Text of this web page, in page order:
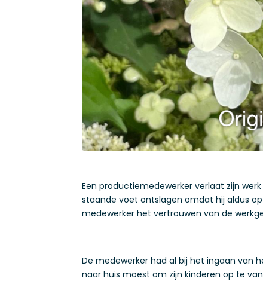
Een productiemedewerker verlaat zijn
staande voet ontslagen omdat hij aldus
medewerker het vertrouwen van de
De medewerker had al bij het ingaan van
naar huis moest om zijn kinderen op te